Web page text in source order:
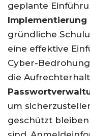
geplante
Implementierung
gründliche
eine effektive
Cyber-
die
um
geschützt